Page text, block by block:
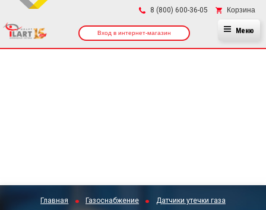
8 (800) 600-36-05 Корзина
Вход в интернет-магазин Меню
Главная Газоснабжение Датчики утечки газа
×